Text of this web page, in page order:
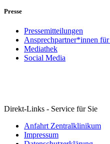
Presse
Pressemitteilungen
Ansprechpartner*innen
Mediathek
Social Media
Direkt-Links - Service für Sie
Anfahrt Zentralklinikum
Impressum